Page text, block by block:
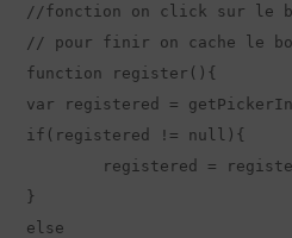
//fonction on click sur le
// pour finir on cache le
function register(){
var registered =
if(registered != null){
}
else